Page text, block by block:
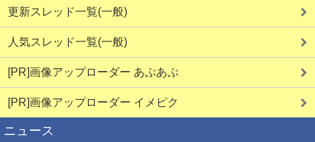
更新スレッド一覧(一般)
人気スレッド一覧(一般)
[PR]画像アップローダー あぷあぷ
[PR]画像アップローダー イメピク
ニュース